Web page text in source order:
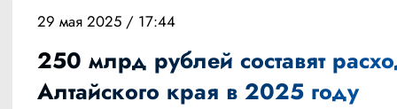
29 мая 2025 / 17:44
250 млрд рублей составят
Алтайского края в 2025 году